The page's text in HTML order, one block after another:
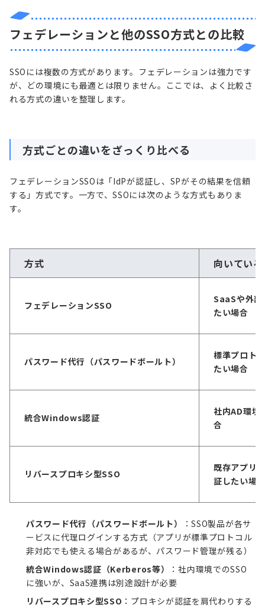
フェデレーションと他のSSO方式との比較
SSOには複数の方式があります。フェデレーションは強力です
が、どの環境にも最適とは限りません。ここでは、よく比較さ
れる方式の違いを整理します。
方式ごとの違いをざっくり比べる
フェデレーションSSOは「IdPが認証し、SPがその結果を信頼
する」方式です。一方で、SSOには次のような方式もありま
す。
方式 向いてい
フェデレーションSSO
SaaSや外部
たい場合
パスワード代行（パスワードボールト）
標準プロト
たい場合
統合Windows認証
社内AD環境
合
リバースプロキシ型SSO
既存アプリ
証したい場
パスワード代行（パスワードボールト）
：SSO製品が各サ
ービスに代理ログインする方式（アプリが標準プロトコル
非対応でも使える場合があるが、パスワード管理が残る）
統合Windows認証（Kerberos等）
：社内環境でのSSO
に強いが、SaaS連携は別途設計が必要
リバースプロキシ型SSO ：プロキシが認証を肩代わりする